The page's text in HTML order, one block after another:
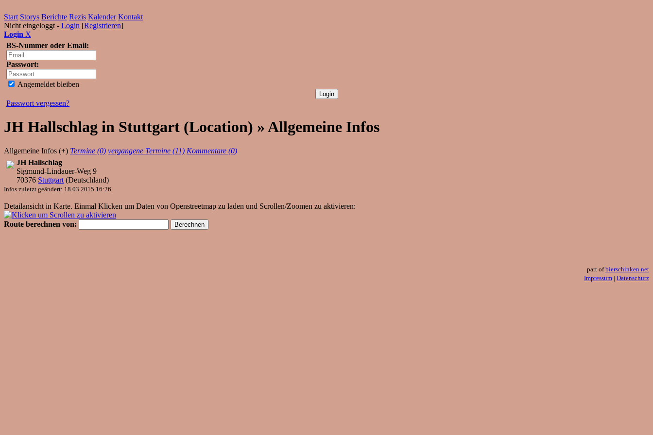
Start Storys Berichte Rezis Kalender Kontakt
Nicht eingeloggt - Login [Registrieren]
Login X
BS-Nummer oder Email:
Passwort:
Angemeldet bleiben
Passwort vergessen?
JH Hallschlag in Stuttgart (Location) » Allgemeine Infos
Allgemeine Infos (+) Termine (0) vergangene Termine (11) Kommentare (0)
JH Hallschlag
Sigmund-Lindauer-Weg 9
70376 Stuttgart (Deutschland)
Infos zuletzt geändert: 18.03.2015 16:26
Detailansicht in Karte. Einmal Klicken um Daten von Openstreetmap zu laden und Scrollen/Zoomen zu aktivieren:
Route berechnen von:
part ofbierschinken.net
Impressum | Datenschutz